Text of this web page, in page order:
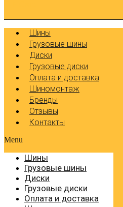
Шины
Грузовые шины
Диски
Грузовые диски
Оплата и доставка
Шиномонтаж
Бренды
Отзывы
Контакты
Menu
Шины
Грузовые шины
Диски
Грузовые диски
Оплата и доставка